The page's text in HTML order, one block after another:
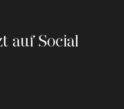
auf Social